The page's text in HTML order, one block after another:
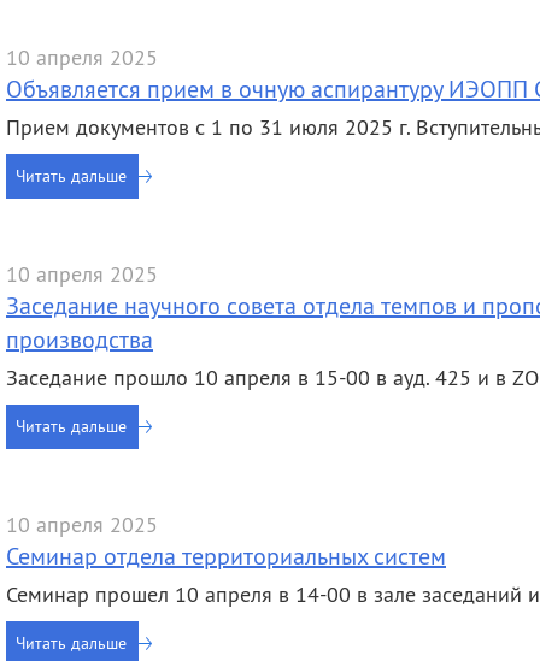
10 апреля 2025
Объявляется прием в очную аспирантуру ИЭОПП
Прием документов с 1 по 31 июля 2025 г.
Читать дальше
10 апреля 2025
Заседание научного совета отдела темпов и
производства
Заседание прошло 10 апреля в 15-00 в ауд. 425 и в
Читать дальше
10 апреля 2025
Семинар отдела территориальных систем
Семинар прошел 10 апреля в 14-00 в зале заседаний
Читать дальше